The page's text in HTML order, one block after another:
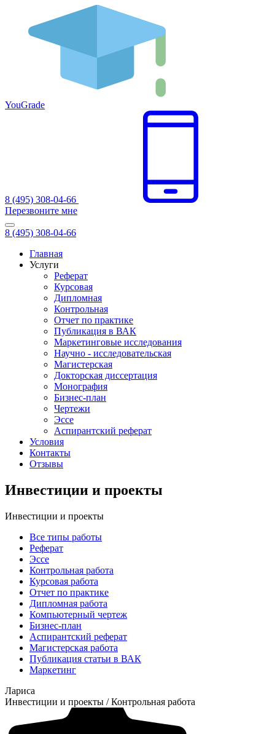
YouGrade
8 (495) 308-04-66
Перезвоните мне
8 (495) 308-04-66
Главная
Услуги
Реферат
Курсовая
Дипломная
Контрольная
Отчет по практике
Публикация в ВАК
Маркетинговые исследования
Научно - исследовательская
Магистерская
Докторская диссертация
Монография
Бизнес-план
Чертежи
Эссе
Аспирантский реферат
Условия
Контакты
Отзывы
Инвестиции и проекты
Инвестиции и проекты
Все типы работы
Реферат
Эссе
Контрольная работа
Курсовая работа
Отчет по практике
Дипломная работа
Компьютерный чертеж
Бизнес-план
Аспирантский реферат
Магистерская работа
Публикация статьи в ВАК
Маркетинг
Лариса
Инвестиции и проекты /Контрольная работа